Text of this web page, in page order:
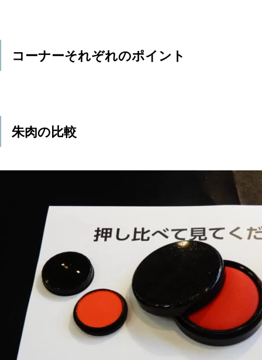
コーナーそれぞれのポイント
朱肉の比較